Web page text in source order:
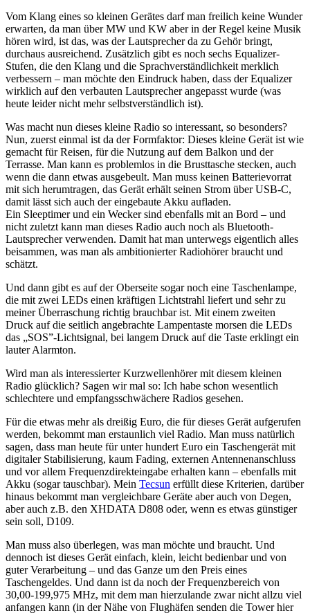
Vom Klang eines so kleinen Gerätes darf man freilich keine Wunder
erwarten, da man über MW und KW aber in der Regel keine Musik
hören wird, ist das, was der Lautsprecher da zu Gehör bringt,
durchaus ausreichend. Zusätzlich gibt es noch sechs Equalizer-
Stufen, die den Klang und die Sprachverständlichkeit merklich
verbessern – man möchte den Eindruck haben, dass der Equalizer
wirklich auf den verbauten Lautsprecher angepasst wurde (was
heute leider nicht mehr selbstverständlich ist).
Was macht nun dieses kleine Radio so interessant, so besonders?
Nun, zuerst einmal ist da der Formfaktor: Dieses kleine Gerät ist wie
gemacht für Reisen, für die Nutzung auf dem Balkon und der
Terrasse. Man kann es problemlos in die Brusttasche stecken, auch
wenn die dann etwas ausgebeult. Man muss keinen Batterievorrat
mit sich herumtragen, das Gerät erhält seinen Strom über USB-C,
damit lässt sich auch der eingebaute Akku aufladen.
Ein Sleeptimer und ein Wecker sind ebenfalls mit an Bord – und
nicht zuletzt kann man dieses Radio auch noch als Bluetooth-
Lautsprecher verwenden. Damit hat man unterwegs eigentlich alles
beisammen, was man als ambitionierter Radiohörer braucht und
schätzt.
Und dann gibt es auf der Oberseite sogar noch eine Taschenlampe,
die mit zwei LEDs einen kräftigen Lichtstrahl liefert und sehr zu
meiner Überraschung richtig brauchbar ist. Mit einem zweiten
Druck auf die seitlich angebrachte Lampentaste morsen die LEDs
das „SOS”-Lichtsignal, bei langem Druck auf die Taste erklingt ein
lauter Alarmton.
Wird man als interessierter Kurzwellenhörer mit diesem kleinen
Radio glücklich? Sagen wir mal so: Ich habe schon wesentlich
schlechtere und empfangsschwächere Radios gesehen.
Für die etwas mehr als dreißig Euro, die für dieses Gerät aufgerufen
werden, bekommt man erstaunlich viel Radio. Man muss natürlich
sagen, dass man heute für unter hundert Euro ein Taschengerät mit
digitaler Stabilisierung, kaum Fading, externen Antennenanschluss
und vor allem Frequenzdirekteingabe erhalten kann – ebenfalls mit
Akku (sogar tauschbar). Mein Tecsun erfüllt diese Kriterien, darüber
hinaus bekommt man vergleichbare Geräte aber auch von Degen,
aber auch z.B. den XHDATA D808 oder, wenn es etwas günstiger
sein soll, D109.
Man muss also überlegen, was man möchte und braucht. Und
dennoch ist dieses Gerät einfach, klein, leicht bedienbar und von
guter Verarbeitung – und das Ganze um den Preis eines
Taschengeldes. Und dann ist da noch der Frequenzbereich von
30,00-199,975 MHz, mit dem man hierzulande zwar nicht allzu viel
anfangen kann (in der Nähe von Flughäfen senden die Tower hier